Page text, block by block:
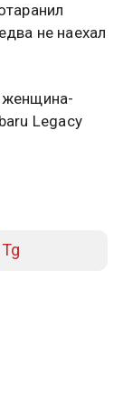
не наехал
женщина-
Legacy
Tg